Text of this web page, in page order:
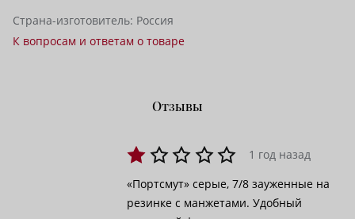
Страна-изготовитель: Россия
К вопросам и ответам о товаре
Отзывы
1 год назад
«Портсмут» серые, 7/8 зауженные на
резинке с манжетами. Удобный